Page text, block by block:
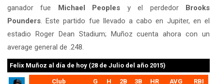
ganador fue Michael Peoples y el perdedor Brooks
Pounders. Este partido fue llevado a cabo en Jupiter, en el
estadio Roger Dean Stadium; Muñoz cuenta ahora con un
average general de .248.
Felix Muñoz al día de hoy (28 de Julio del año 2015)
Club G H 2B 3B HR AVG
RBI